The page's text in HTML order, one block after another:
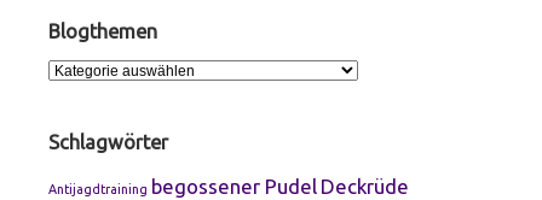
Blogthemen
Blogthemen
Schlagwörter
Antijagdtraining begossener Pudel Deckrüde